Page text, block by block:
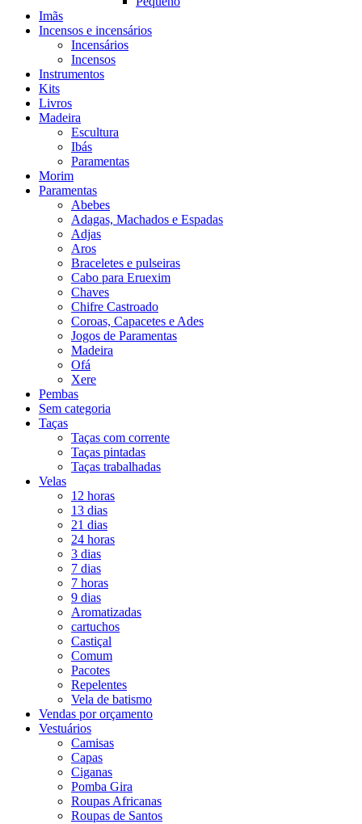
Imãs
Incensos e incensários
Incensários
Incensos
Instrumentos
Kits
Livros
Madeira
Escultura
Ibás
Paramentas
Morim
Paramentas
Abebes
Adagas, Machados e Espadas
Adjas
Aros
Braceletes e pulseiras
Cabo para Eruexim
Chaves
Chifre Castroado
Coroas, Capacetes e Ades
Jogos de Paramentas
Madeira
Ofá
Xere
Pembas
Sem categoria
Taças
Taças com corrente
Taças pintadas
Taças trabalhadas
Velas
12 horas
13 dias
21 dias
24 horas
3 dias
7 dias
7 horas
9 dias
Aromatizadas
cartuchos
Castiçal
Comum
Pacotes
Repelentes
Vela de batismo
Vendas por orçamento
Vestuários
Camisas
Capas
Ciganas
Pomba Gira
Roupas Africanas
Roupas de Santos